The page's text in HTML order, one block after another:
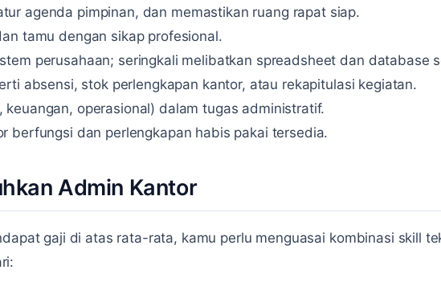
agenda pimpinan, dan memastikan ruang rapat siap.
tamu dengan sikap profesional.
perusahaan; seringkali melibatkan spreadsheet dan database
absensi, stok perlengkapan kantor, atau rekapitulasi kegiatan.
keuangan, operasional) dalam tugas administratif.
berfungsi dan perlengkapan habis pakai tersedia.
Admin Kantor
gaji di atas rata-rata, kamu perlu menguasai kombinasi skill